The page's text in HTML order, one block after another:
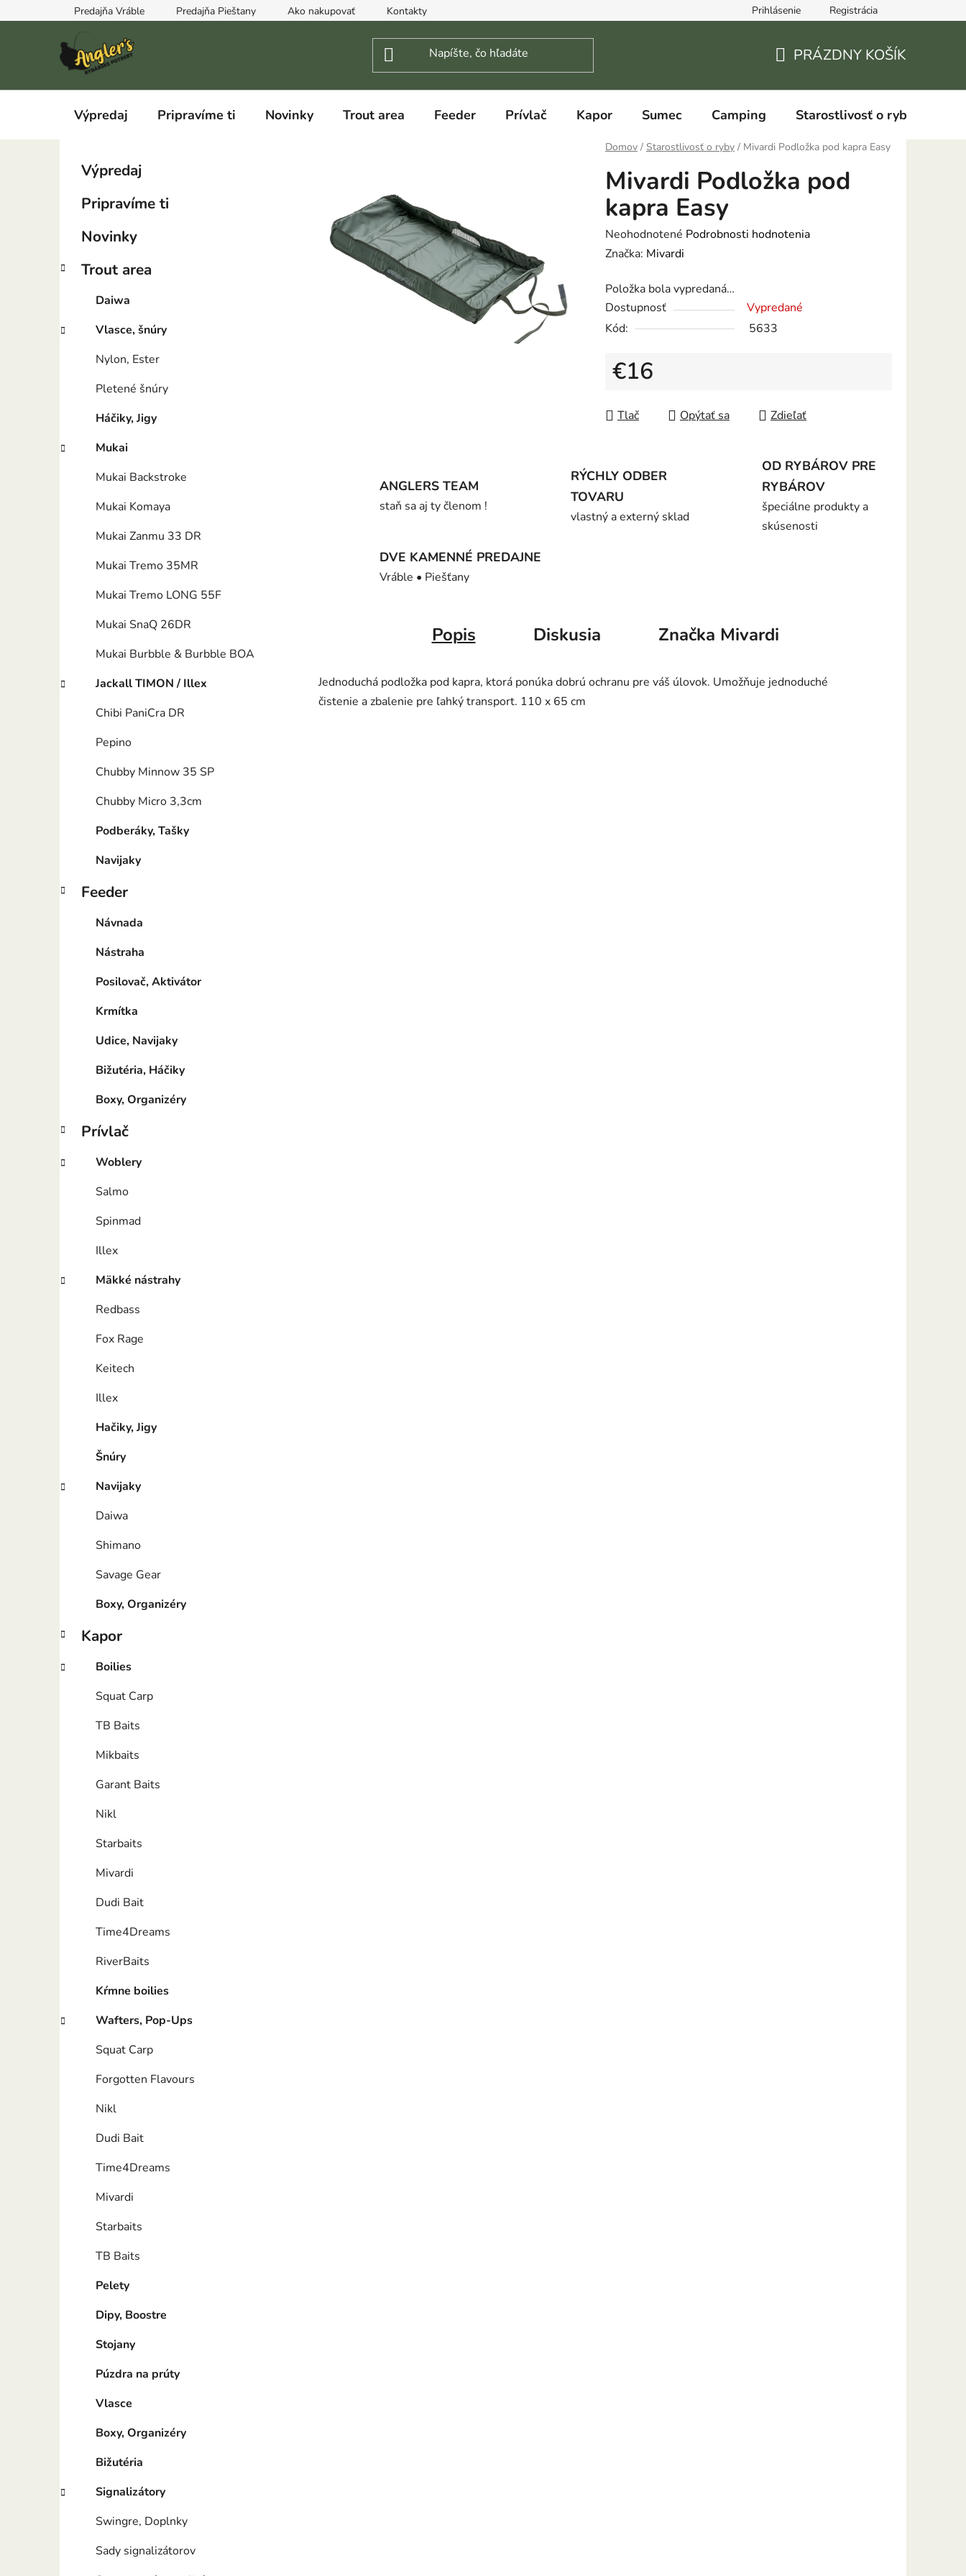
na
Predajňa Vráble Predajňa Pieštany Ako nakupovať Kontakty Prihlásenie Registrácia
KOŠÍK
PRÁZDNY KOŠÍK
Výpredaj Pripravíme ti Novinky Trout area Feeder Prívlač Kapor Sumec Camping Starostlivosť o ryby
Domov / Starostlivosť o ryby / Mivardi Podložka pod kapra Easy
a
l
Preskočiť
kategórie
i
Výpredaj
Pripravíme ti
Novinky
Trout area
Daiwa
Vlasce, šnúry
Nylon, Ester
Pletené šnúry
Háčiky, Jigy
Mukai
Mukai Backstroke
Mukai Komaya
Mukai Zanmu 33 DR
Mukai Tremo 35MR
Mukai Tremo LONG 55F
Mukai SnaQ 26DR
Mukai Burbble & Burbble BOA
Jackall TIMON / Illex
Chibi PaniCra DR
Pepino
Chubby Minnow 35 SP
Chubby Micro 3,3cm
Podberáky, Tašky
Navijaky
Feeder
Návnada
Nástraha
Posilovač, Aktivátor
Krmítka
Udice, Navijaky
Bižutéria, Háčiky
Boxy, Organizéry
Prívlač
Woblery
Salmo
Spinmad
Illex
Mäkké nástrahy
Redbass
Fox Rage
Keitech
Illex
Hačiky, Jigy
Šnúry
Navijaky
Daiwa
Shimano
Savage Gear
Boxy, Organizéry
Kapor
Boilies
Squat Carp
TB Baits
Mikbaits
Garant Baits
Nikl
Starbaits
Mivardi
Dudi Bait
Time4Dreams
RiverBaits
Kŕmne boilies
Wafters, Pop-Ups
Squat Carp
Forgotten Flavours
Nikl
Dudi Bait
Time4Dreams
Mivardi
Starbaits
TB Baits
Pelety
Dipy, Boostre
Stojany
Púzdra na prúty
Vlasce
Boxy, Organizéry
Bižutéria
Signalizátory
Swingre, Doplnky
Sady signalizátorov
Mivardi Podložka pod
kapra Easy
Priemerné
hodnotenie
je
0,0
z
hviezdičiek.
Neohodnotené Podrobnosti hodnotenia
Značka: Mivardi
Položka bola vypredaná…
Dostupnosť
Vypredané
Kód:
5633
€16
Tlač
Opýtať sa Zdieľať
ANGLERS TEAM
staň sa aj ty členom !
RÝCHLY ODBER
TOVARU
vlastný a externý sklad
OD RYBÁROV PRE
RYBÁROV
špeciálne produkty a
skúsenosti
DVE KAMENNÉ PREDAJNE
Vráble • Piešťany
Popis Diskusia Značka Mivardi
Jednoduchá podložka pod kapra, ktorá ponúka dobrú ochranu pre váš úlovok. Umožňuje jednoduché
čistenie a zbalenie pre ľahký transport. 110 x 65 cm